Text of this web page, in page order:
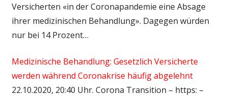
Versicherten «in der Coronapandemie eine Absage
ihrer medizinischen Behandlung». Dagegen würden
nur bei 14 Prozent…
Medizinische Behandlung: Gesetzlich Versicherte
werden während Coronakrise häufig abgelehnt
22.10.2020, 20:40 Uhr. Corona Transition – https: –